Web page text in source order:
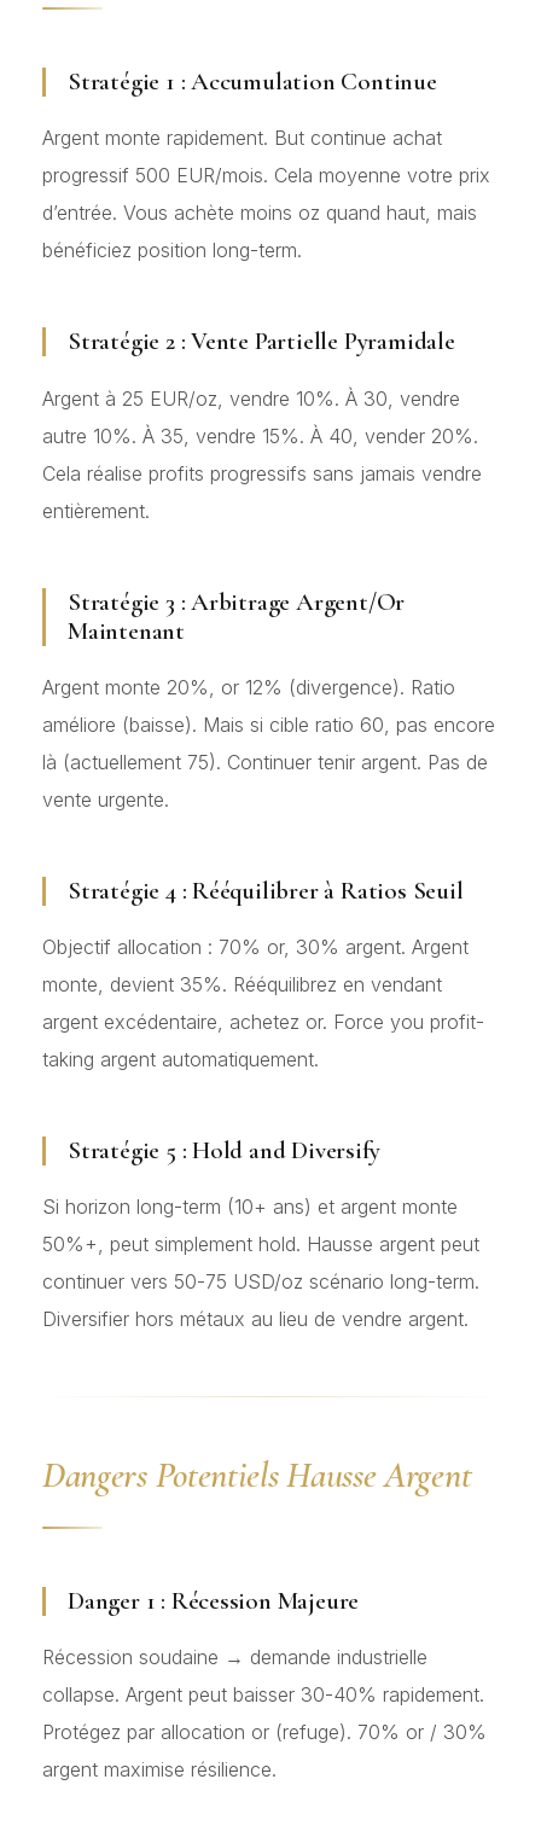
Stratégie 1 : Accumulation Continue
Argent monte rapidement. But continue achat
progressif 500 EUR/mois. Cela moyenne votre prix
d’entrée. Vous achète moins oz quand haut, mais
bénéficiez position long-term.
Stratégie 2 : Vente Partielle Pyramidale
Argent à 25 EUR/oz, vendre 10%. À 30, vendre
autre 10%. À 35, vendre 15%. À 40, vender 20%.
Cela réalise profits progressifs sans jamais vendre
entièrement.
Stratégie 3 : Arbitrage Argent/Or
Maintenant
Argent monte 20%, or 12% (divergence). Ratio
améliore (baisse). Mais si cible ratio 60, pas encore
là (actuellement 75). Continuer tenir argent. Pas de
vente urgente.
Stratégie 4 : Rééquilibrer à Ratios Seuil
Objectif allocation : 70% or, 30% argent. Argent
monte, devient 35%. Rééquilibrez en vendant
argent excédentaire, achetez or. Force you profit-
taking argent automatiquement.
Stratégie 5 : Hold and Diversify
Si horizon long-term (10+ ans) et argent monte
50%+, peut simplement hold. Hausse argent peut
continuer vers 50-75 USD/oz scénario long-term.
Diversifier hors métaux au lieu de vendre argent.
Dangers Potentiels Hausse Argent
Danger 1 : Récession Majeure
Récession soudaine → demande industrielle
collapse. Argent peut baisser 30-40% rapidement.
Protégez par allocation or (refuge). 70% or / 30%
argent maximise résilience.